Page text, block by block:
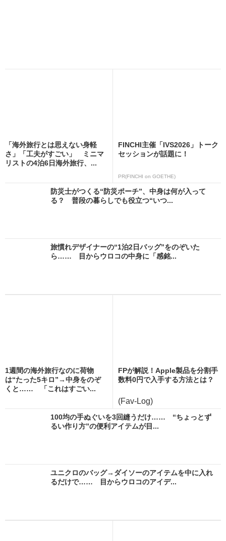
「海外旅行とは思えない身軽
さ」「工夫がすごい」 ミニマ
リストの4泊6日海外旅行、...
FINCHI主催「IVS2026」トーク
セッションが話題に！
PR(FINCHI on GOETHE)
防災士がつくる“防災ポーチ”、中身は何が入って
る？ 普段の暮らしでも役立つ“いつ...
旅慣れデザイナーの“1泊2日バッグ”をのぞいた
ら…… 目からウロコの中身に「感銘...
1週間の海外旅行なのに荷物
は“たった5キロ”→中身をのぞ
くと…… 「これはすごい...
FPが解説！Apple製品を分割手
数料0円で入手する方法とは？
(Fav-Log)
100均の手ぬぐいを3回縫うだけ…… “ちょっとず
るい作り方”の便利アイテムが目...
ユニクロのバッグ→ダイソーのアイテムを中に入れ
るだけで…… 目からウロコのアイデ...